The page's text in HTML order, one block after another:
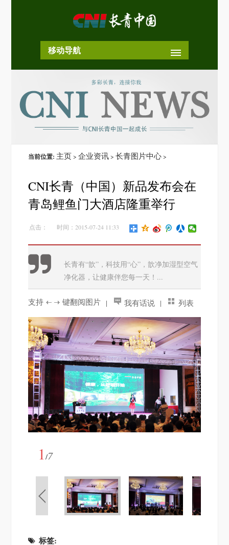
移动导航
当前位置: 主页> 企业资讯> 长青图片中心>
CNI长青（中国）新品发布会在
青岛鲤鱼门大酒店隆重举行
点击： 时间：2015-07-24 11:33
长青有“歆”，科技用“心”，歆净加湿型空气
净化器，让健康伴您每一天！...
支持 键翻阅图片 | 我有话说 |
列表
查看
1/7
标签: